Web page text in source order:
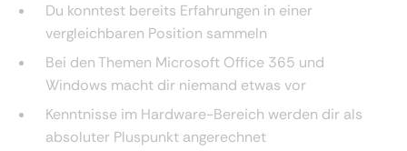
Du konntest bereits Erfahrungen in einer
vergleichbaren Position sammeln
Bei den Themen Microsoft Office 365 und
Windows macht dir niemand etwas vor
Kenntnisse im Hardware-Bereich werden dir als
absoluter Pluspunkt angerechnet